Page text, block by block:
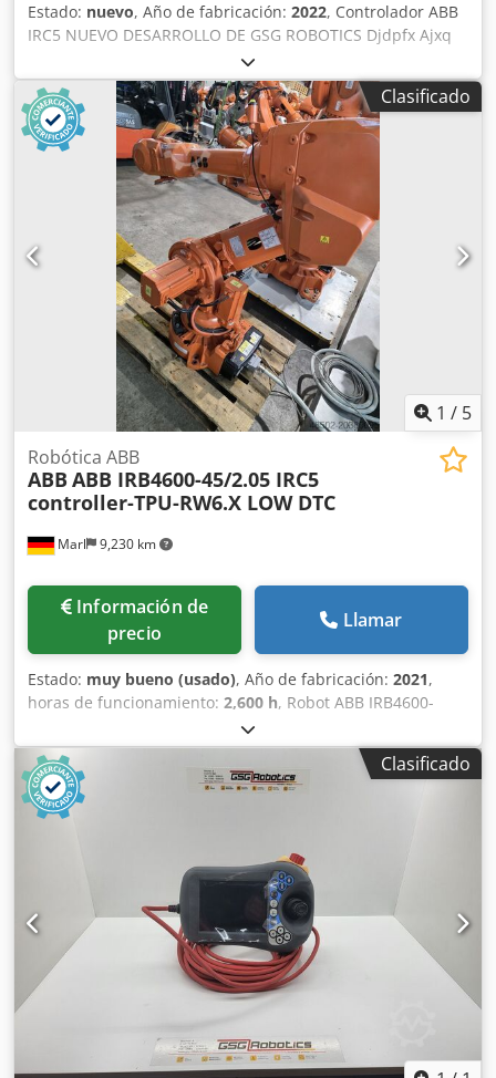
Estado: nuevo, Año de fabricación: 2022, Controlador ABB
IRC5 NUEVO DESARROLLO DE GSG ROBOTICS Djdpfx Ajxq
Ttvsflokr GSG Robotics GmbH, fundada en 2005 en
Gütersloh, tiene su sede en Marl desde 2015 y ofrece un
amplio servicio de mantenimiento y reparación de robots.
Con el paso de los años, nos hemos convertido en un socio
integral en todo lo relacionado con los robots industriales
y la tecnología de automatización. Somos un proveedor de
servicios completos para los dos conocidos fabricantes de
robots ABB y Fanuc.
Clasificado
1 / 5
Marl 9,230 km
Robótica ABB
ABB ABB IRB4600-45/2.05 IRC5
controller-TPU-RW6.X LOW DTC
Información de
precio
Llamar
Estado: muy bueno (usado), Año de fabricación: 2021,
horas de funcionamiento: 2,600 h, Robot ABB IRB4600-
45/2.05 y controlador IRC5-TPU-RW6.X Dksdpfx Aexq Tq
Usfler DESARROLLO DE GSG ROBOTICS GSG Robotics
GmbH, fundada en 2005 en Gütersloh, tiene su sede en
Marl desde 2015, contando con una amplia zona de
servicio para el mantenimiento y reparación de robots. A lo
integral en todo lo relacionado con robots industriales y
tecnología de automatización. Somos proveedor integral
de servicios para los dos reconocidos fabricantes de robots
ABB y Fanuc.
Clasificado